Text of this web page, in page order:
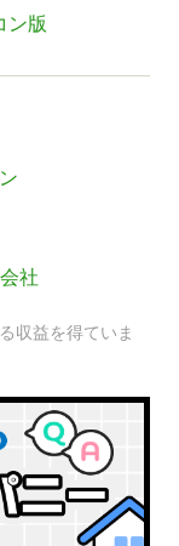
ン版
社
収益を得ていま